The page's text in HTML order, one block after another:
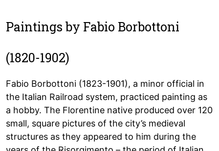
Paintings by Fabio Borbottoni
(1820-1902)
Fabio Borbottoni (1823-1901), a minor official in
the Italian Railroad system, practiced painting as
a hobby. The Florentine native produced over 120
small, square pictures of the city’s medieval
structures as they appeared to him during the